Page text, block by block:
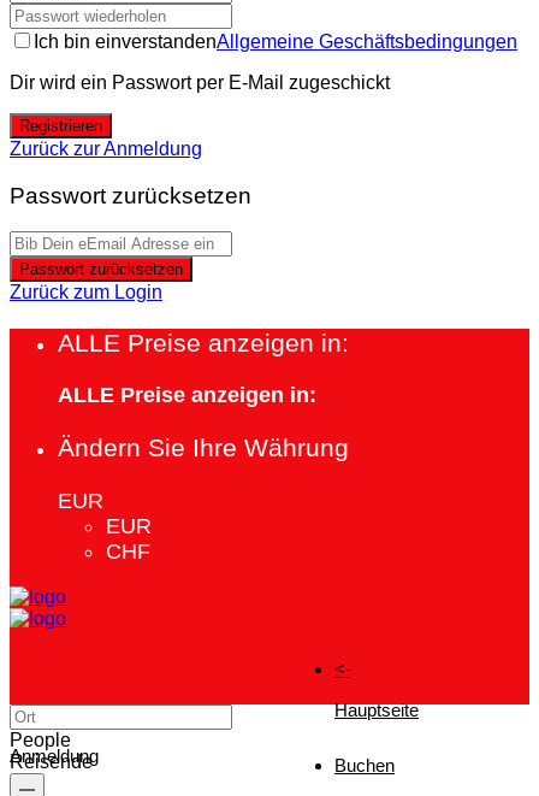
Ich bin einverstandenAllgemeine Geschäftsbedingungen
Dir wird ein Passwort per E-Mail zugeschickt
Registrieren
Zurück zur Anmeldung
Passwort zurücksetzen
Passwort zurücksetzen
Zurück zum Login
ALLE Preise anzeigen in:
ALLE Preise anzeigen in:
Ändern Sie Ihre Währung
EUR
EUR
CHF
<-
Hauptseite
Buchen
Anmeldung
People
Reisende